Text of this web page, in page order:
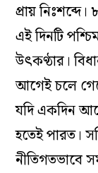
প্রায়
এই দিনটি
উৎকণ্ঠার।
আগেই চলে
যদি একদিন
হতেই পারত।
নীতিগতভাবে